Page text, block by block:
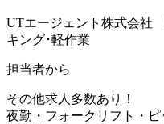
UTエージェント株式会社
キング･軽作業
担当者から
その他求人多数あり！
夜勤・フォークリフト・